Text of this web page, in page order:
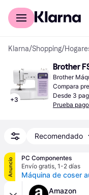
Comprar con Klarna
Klarna/Shopping/
+3
Brother
Brother
Compara
Desde 3
Prueba
Recomendado
Anuncio
PC Componentes
Envío gratis, 1-2 días
Amazon